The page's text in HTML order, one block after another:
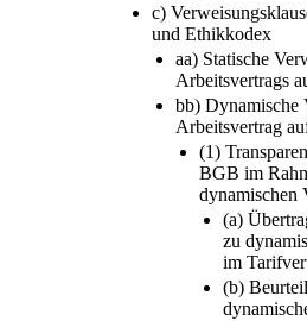
c)
und Ethikkodex
aa) Statische
Arbeitsvertrags
bb) Dynamische
Arbeitsvertrag
(1)
BGB im
dynamischen
(a)
zu
im
(b)